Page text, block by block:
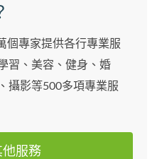
個專家提供各行專業服
習、美容、健身、婚
攝影等500多項專業服
服務